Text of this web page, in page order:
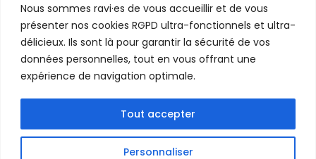
Nous sommes ravi·es de vous accueillir et de vous
présenter nos cookies RGPD ultra-fonctionnels et ultra-
délicieux. Ils sont là pour garantir la sécurité de vos
données personnelles, tout en vous offrant une
expérience de navigation optimale.
Personnaliser
Tout accepter
de résidences, et de coproduction ;
encourager les échanges entre créateurs et acteurs
du secteur ;
accompagner la visibilité des spectacles auprès
des professionnels présents au Festival d’Avignon.
franciliennes et à leur développement professionnel.
Sur invitation / inscription préalable auprès de
victor@magnanerie-spectacle.com